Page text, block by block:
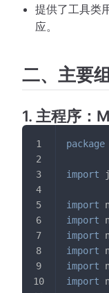
提供了工具类
应。
二、主要
1. 主程序：
package
import
import
import
import
import
import
import